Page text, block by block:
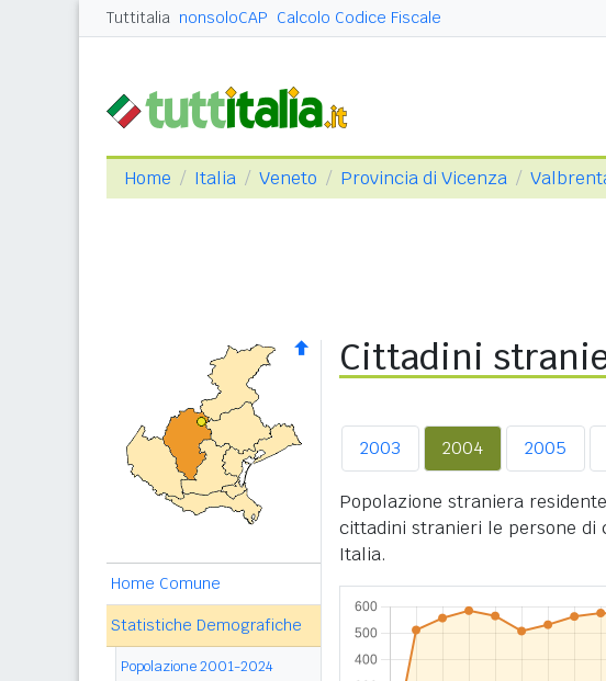
Tuttitalia nonsoloCAP Calcolo Codice Fiscale
Home Italia Veneto Provincia di Vicenza
Home Comune
Statistiche Demografiche
Popolazione 2001-2024
Cittadini
2003 2004 2005
Popolazione straniera
cittadini stranieri le persone di
Italia.